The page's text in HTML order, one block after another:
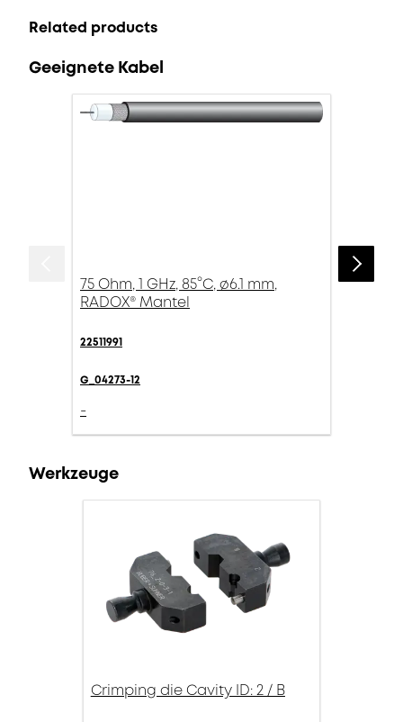
Related products
Geeignete Kabel
75 Ohm, 1 GHz, 85°C, ø6.1 mm,
RADOX® Mantel
22511991
G_04273-12
-
Werkzeuge
Crimping die Cavity ID: 2 / B